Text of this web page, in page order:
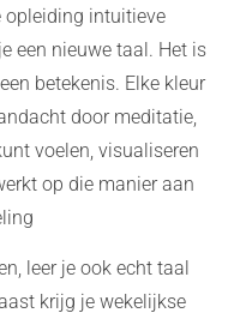
opleiding intuitieve
een nieuwe taal. Het is
betekenis. Elke kleur
door meditatie,
voelen, visualiseren
op die manier aan
leer je ook echt taal
krijg je wekelijkse